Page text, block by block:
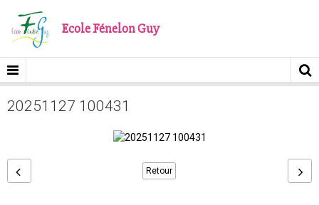
Ecole Fénelon Guy
20251127 100431
Retour